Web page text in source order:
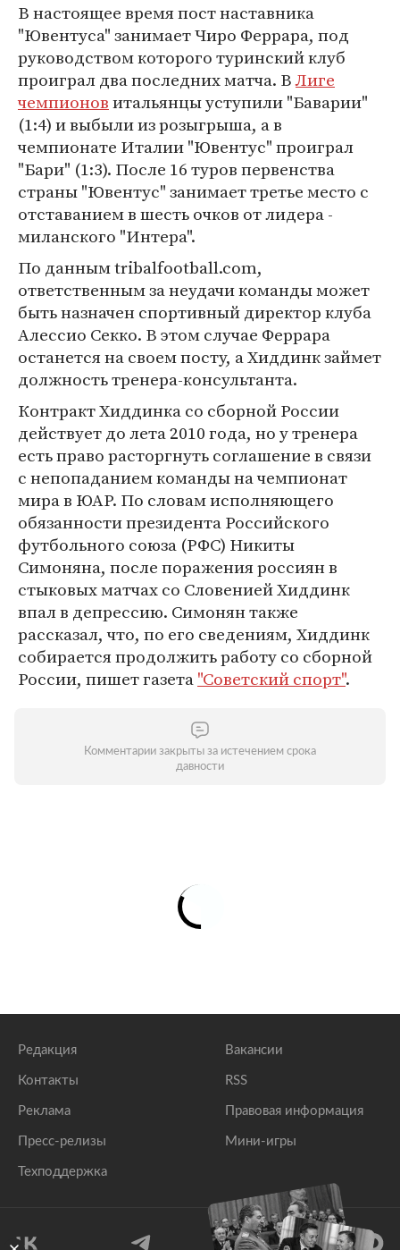
В настоящее время пост наставника
"Ювентуса" занимает Чиро Феррара, под
руководством которого туринский клуб
проиграл два последних матча. ВЛиге
чемпионовитальянцы уступили "Баварии"
(1:4) и выбыли из розыгрыша, а в
чемпионате Италии "Ювентус" проиграл
"Бари" (1:3). После 16 туров первенства
страны "Ювентус" занимает третье место с
отставанием в шесть очков от лидера -
миланского "Интера".
По данным tribalfootball.com,
ответственным за неудачи команды может
быть назначен спортивный директор клуба
Алессио Секко. В этом случае Феррара
останется на своем посту, а Хиддинк займет
должность тренера-консультанта.
Контракт Хиддинка со сборной России
действует до лета 2010 года, но у тренера
есть право расторгнуть соглашение в связи
с непопаданием команды на чемпионат
мира в ЮАР. По словам исполняющего
обязанности президента Российского
футбольного союза (РФС) Никиты
Симоняна, после поражения россиян в
стыковых матчах со Словенией Хиддинк
впал в депрессию. Симонян также
рассказал, что, по его сведениям, Хиддинк
собирается продолжить работу со сборной
России, пишет газета"Советский спорт".
Комментарии закрыты за истечением срока
давности
Редакция
Контакты
Реклама
Пресс-релизы
Техподдержка
Вакансии
RSS
Правовая информация
Мини-игры